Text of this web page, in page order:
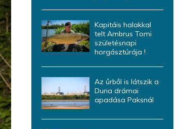
Kapitáis halakkal
telt Ambrus Tomi
születésnapi
horgásztúrája !
Az űrből is látszik a
Duna drámai
apadása Paksnál